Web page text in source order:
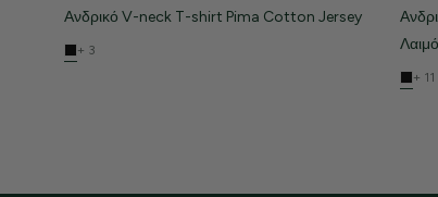
Ανδρικό V-neck T-shirt Pima Cotton Jersey
+ 3
+ 11